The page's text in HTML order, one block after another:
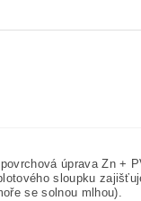
úprava Zn
sloupku
se solnou mlhou).